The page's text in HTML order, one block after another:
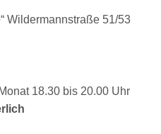
Wildermannstraße 51/53
18.30 bis 20.00 Uhr